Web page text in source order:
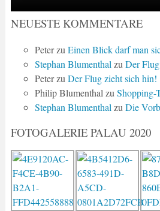
NEUESTE KOMMENTARE
PeterzuEinen Blick darf man
Stephan BlumenthalzuDer
PeterzuDer Flug zieht sich hin!
Philip Blumenthalzu
Stephan BlumenthalzuDie
FOTOGALERIE PALAU 2020